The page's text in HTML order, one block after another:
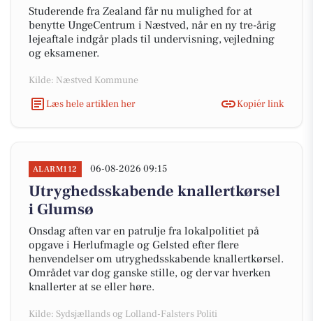
Studerende fra Zealand får nu mulighed for at
benytte UngeCentrum i Næstved, når en ny tre-årig
lejeaftale indgår plads til undervisning, vejledning
og eksamener.
Kilde: Næstved Kommune
Læs hele artiklen her
Kopiér link
ALARM112 06-08-2026 09:15
Utryghedsskabende knallertkørsel
i Glumsø
Onsdag aften var en patrulje fra lokalpolitiet på
opgave i Herlufmagle og Gelsted efter flere
henvendelser om utryghedsskabende knallertkørsel.
Området var dog ganske stille, og der var hverken
knallerter at se eller høre.
Kilde: Sydsjællands og Lolland-Falsters Politi